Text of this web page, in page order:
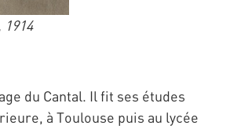
du Cantal. Il fit ses études
à Toulouse puis au lycée